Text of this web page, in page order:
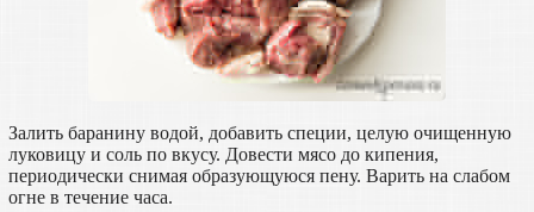
Залить баранину водой, добавить специи, целую очищенную
луковицу и соль по вкусу. Довести мясо до кипения,
периодически снимая образующуюся пену. Варить на слабом
огне в течение часа.